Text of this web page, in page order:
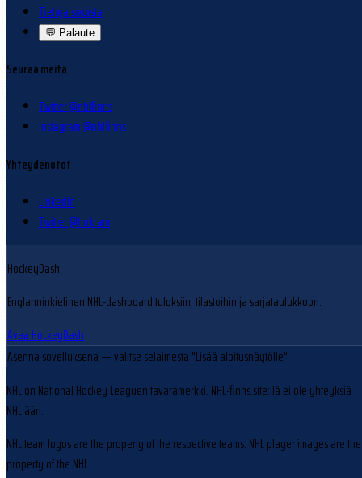
Tietoja sivuista
💬 Palaute
Seuraa meitä
Twitter @nhlfinns
Instagram @nhlfinns
Yhteydenotot
LinkedIn
Twitter @hokram
HockeyDash
Englanninkielinen NHL-dashboard tuloksiin, tilastoihin ja sarjataulukkoon.
Avaa HockeyDash
Asenna sovelluksena — valitse selaimesta "Lisää aloitusnäytölle"
NHL on National Hockey Leaguen tavaramerkki. NHL-finns.site:llä ei ole yhteyksiä
NHL:ään.
NHL team logos are the property of the respective teams. NHL player images are the
property of the NHL.